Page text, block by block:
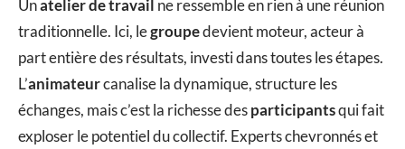
Unatelier de travail ne ressemble en rien à une réunion
traditionnelle. Ici, legroupedevient moteur, acteur à
part entière des résultats, investi dans toutes les étapes.
L’animateurcanalise la dynamique, structure les
échanges, mais c’est la richesse desparticipantsqui fait
exploser le potentiel du collectif. Experts chevronnés et